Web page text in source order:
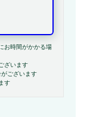
お時間がかかる場
ざいます
ございます
す